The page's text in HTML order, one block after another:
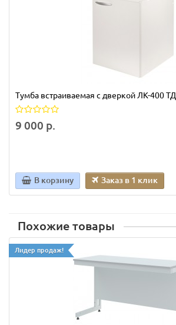
Тумба встраиваемая с дверкой ЛК-400 ТД
9 000 р.
В корзину Заказ в 1 клик
Похожие товары
Лидер продаж!